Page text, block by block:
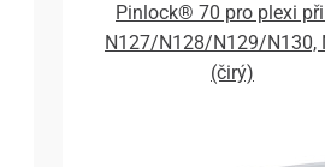
Pinlock® 70 pro plexi
N127/N128/N129/N130,
(čirý)